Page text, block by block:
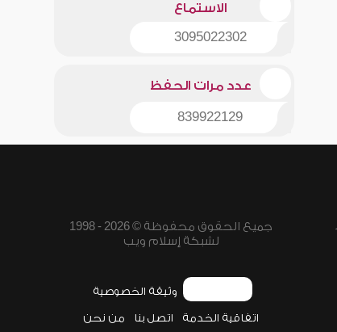
الاستماع
3095022302
عدد مرات الحفظ
839922129
جميع الحقوق محفوظة © 2026 - 1998
لشبكة إسلام ويب
وثيقة الخصوصية
اتفاقية الخدمة اتصل بنا من نحن